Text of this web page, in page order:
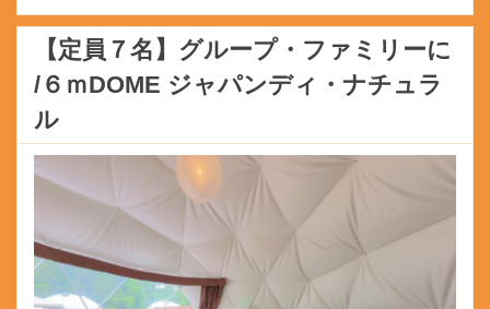
【定員７名】グループ・ファミリーに
/６ｍDOME ジャパンディ・ナチュラ
ル